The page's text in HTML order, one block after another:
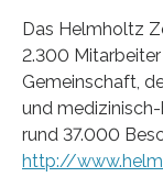
Das Helmholtz
2.300
Gemeinschaft,
und
rund 37.000
http://